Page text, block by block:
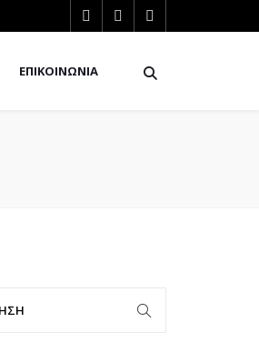
ΕΠΙΚΟΙΝΩΝΙΑ